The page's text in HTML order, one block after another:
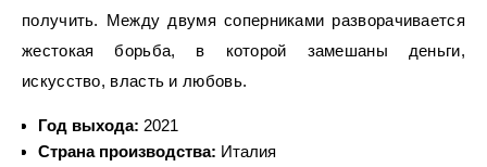
получить. Между двумя соперниками разворачивается
жестокая борьба, в которой замешаны деньги,
искусство, власть и любовь.
Год выхода: 2021
Страна производства: Италия